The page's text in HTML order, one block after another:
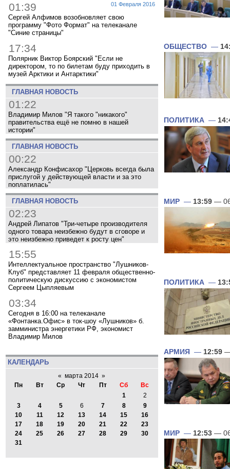
01 Февраля 2016
01:39
Сергей Алфимов возобновляет свою
программу "Фото Формат" на телеканале
"Синие страницы"
17:34
Полярник Виктор Боярский "Если не
директором, то по билетам буду приходить в
музей Арктики и Антарктики"
ГЛАВНАЯ НОВОСТЬ
01:22
Владимир Милов "Я такого "никакого"
правительства ещё не помню в нашей
истории"
ГЛАВНАЯ НОВОСТЬ
00:22
Александр Конфисахор "Церковь всегда была
прислугой у действующей власти и за это
поплатилась"
ГЛАВНАЯ НОВОСТЬ
02:23
Андрей Липатов "Три-четыре производителя
одного товара неизбежно будут в сговоре и
это неизбежно приведет к росту цен"
15:55
Интеллектуальное пространство "Лушников-
Клуб" представляет 11 февраля общественно-
политическую дискуссию с экономистом
Сергеем Цыпляевым
03:34
Сегодня в 16:00 на телеканале
«Фонтанка.Офис» в ток-шоу «Лушников» б.
замминистра энергетики РФ, экономист
Владимир Милов
КАЛЕНДАРЬ
« марта 2014 »
Пн
Вт Ср Чт Пт Сб
Вс
1
2
3
4 5 6 7 8
9
10
11 12 13 14 15
16
17
18 19 20 21 22
23
24
25 26 27 28 29
30
31
ОБЩЕСТВО —
ПОЛИТИКА —
МИР — 13:59 —
ПОЛИТИКА —
АРМИЯ — 12:59
МИР — 12:53 —